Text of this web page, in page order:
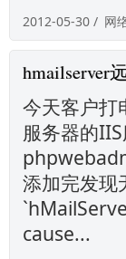
2012-05-30 / 网
hmailserver
今天客户
服务器的
添加完发
cause...